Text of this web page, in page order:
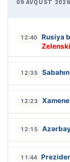
09 AVQUST 2026
12:40 Rusiya
Zelenski
12:35
12:23
12:15
11:44